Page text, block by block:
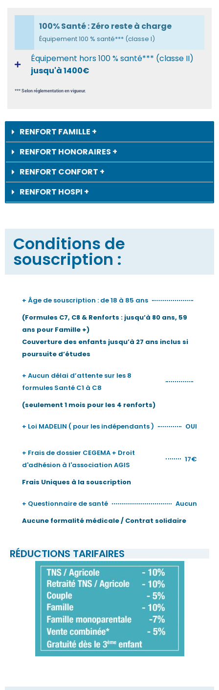
100% Santé : Zéro reste à charge
Équipement 100 % santé*** (classe I)
Équipement hors 100 % santé*** (classe II)
jusqu'à 1400€
*** Selon réglementation en vigueur.
RENFORT FAMILLE +
RENFORT HONORAIRES +
RENFORT CONFORT +
RENFORT HOSPI +
Conditions de
souscription :
+ Âge de souscription : de 18 à 85 ans
(Formules C7, C8 & Renforts : jusqu’à 80 ans, 59
ans pour Famille +)
Couverture des enfants jusqu’à 27 ans inclus si
poursuite d’études
+ Aucun délai d’attente sur les 8
formules Santé C1 à C8
(seulement 1 mois pour les 4 renforts)
+ Loi MADELIN ( pour les indépendants ) OUI
+ Frais de dossier CEGEMA + Droit
d'adhésion à l'association AGIS
17€
Frais Uniques à la souscription
+ Questionnaire de santé
Aucun
Aucune formalité médicale / Contrat solidaire
RÉDUCTIONS TARIFAIRES